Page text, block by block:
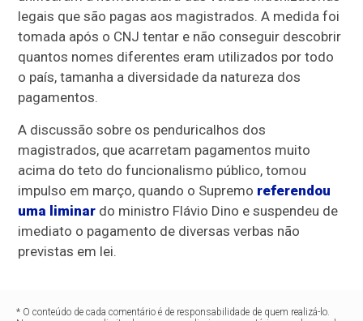
legais que são pagas aos magistrados. A medida foi
tomada após o CNJ tentar e não conseguir descobrir
quantos nomes diferentes eram utilizados por todo
o país, tamanha a diversidade da natureza dos
pagamentos.
A discussão sobre os penduricalhos dos
magistrados, que acarretam pagamentos muito
acima do teto do funcionalismo público, tomou
impulso em março, quando o Supremo referendou
uma liminar do ministro Flávio Dino e suspendeu de
imediato o pagamento de diversas verbas não
previstas em lei.
* O conteúdo de cada comentário é de responsabilidade de quem realizá-lo.